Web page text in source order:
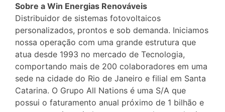
Sobre a Win Energias Renováveis
Distribuidor de sistemas fotovoltaicos
personalizados, prontos e sob demanda. Iniciamos
nossa operação com uma grande estrutura que
atua desde 1993 no mercado de Tecnologia,
comportando mais de 200 colaboradores em uma
sede na cidade do Rio de Janeiro e filial em Santa
Catarina. O Grupo All Nations é uma S/A que
possui o faturamento anual próximo de 1 bilhão e